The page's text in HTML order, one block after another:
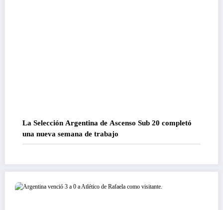
La Selección Argentina de Ascenso Sub 20 completó
una nueva semana de trabajo